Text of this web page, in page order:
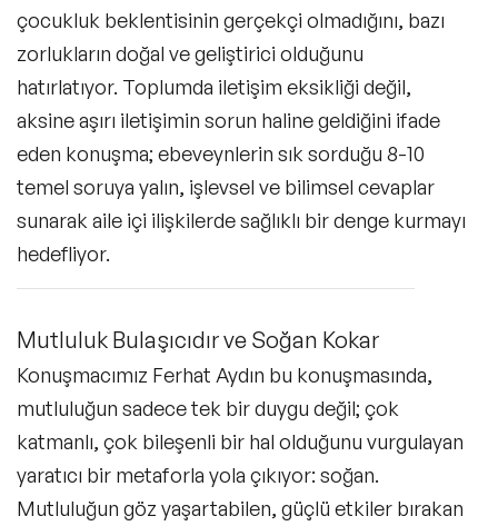
çocukluk beklentisinin gerçekçi olmadığını, bazı
zorlukların doğal ve geliştirici olduğunu
hatırlatıyor. Toplumda iletişim eksikliği değil,
aksine aşırı iletişimin sorun haline geldiğini ifade
eden konuşma; ebeveynlerin sık sorduğu 8-10
temel soruya yalın, işlevsel ve bilimsel cevaplar
sunarak aile içi ilişkilerde sağlıklı bir denge kurmayı
hedefliyor.
Mutluluk Bulaşıcıdır ve Soğan Kokar
Konuşmacımız Ferhat Aydın bu konuşmasında,
mutluluğun sadece tek bir duygu değil; çok
katmanlı, çok bileşenli bir hal olduğunu vurgulayan
yaratıcı bir metaforla yola çıkıyor: soğan.
Mutluluğun göz yaşartabilen, güçlü etkiler bırakan